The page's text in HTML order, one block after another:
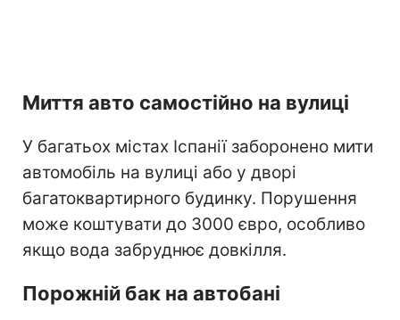
Миття авто самостійно на вулиці
У багатьох містах Іспанії заборонено мити
автомобіль на вулиці або у дворі
багатоквартирного будинку. Порушення
може коштувати до 3000 євро, особливо
якщо вода забруднює довкілля.
Порожній бак на автобані